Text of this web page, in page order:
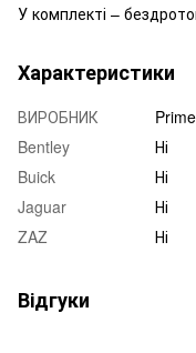
У комплекті –
Характеристики
ВИРОБНИК
Bentley
Ні
Buick
Ні
Jaguar
Ні
ZAZ
Ні
Відгуки